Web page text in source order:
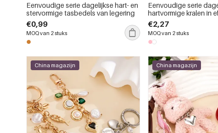
Eenvoudige serie dagelijkse hart- en
stervormige tasbedels van legering
€0,99
MOQ van 2 stuks
Eenvoudige serie
hartvormige kralen in
gemaakt van legering,
damestassen.
€2,27
MOQ van 2 stuks
China magazijn China magazijn